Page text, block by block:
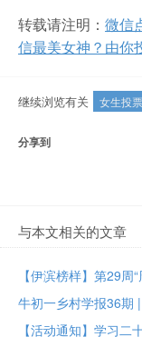
转载请注明： 微信
信最美女神？由你
继续浏览有关 女生投
分享到
与本文相关的文章
【伊滨榜样】第29周